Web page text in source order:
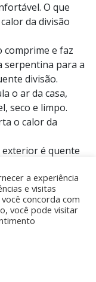
O que
da divisão
e faz
serpentina para a
divisão.
o ar da casa,
seco e limpo.
o calor da
exterior é quente
o calor do
a experiência
e visitas
concorda com
você pode visitar